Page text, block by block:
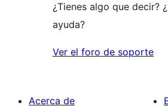
¿Tienes algo que decir?
ayuda?
Ver el foro de soporte
Acerca de